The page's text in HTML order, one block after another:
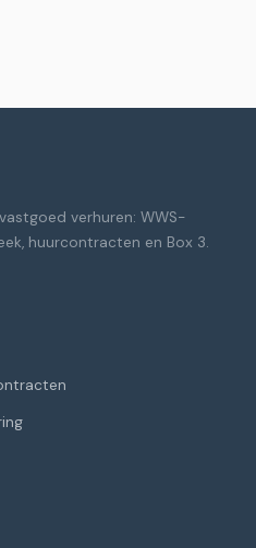
verhuren: WWS-
huurcontracten en Box 3.